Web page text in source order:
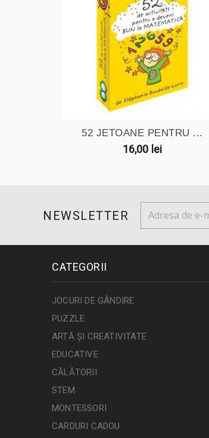
52 JETOANE PENTRU ...
16,00 lei
NEWSLETTER
CATEGORII
JOCURI DE GÂNDIRE
PUZZLE
ARTĂ ȘI CREATIVITATE
EDUCATIVE
CĂLĂTORII
STEM
MONTESSORI
CARDURI CADOU